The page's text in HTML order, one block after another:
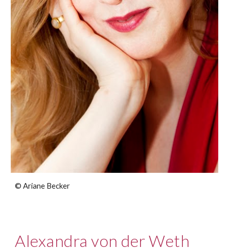
© Ariane Becker
Alexandra von der Weth